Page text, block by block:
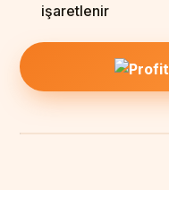
işaretlenir